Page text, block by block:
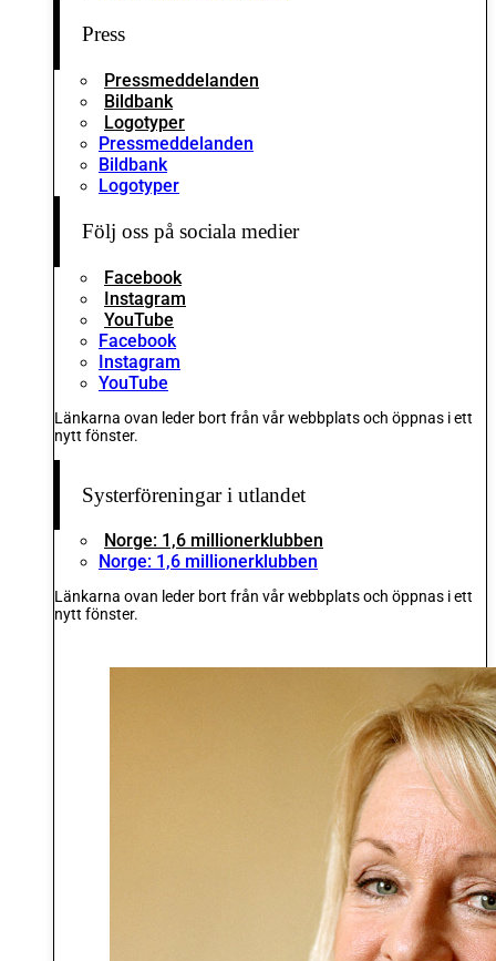
Press
Pressmeddelanden
Bildbank
Logotyper
Pressmeddelanden
Bildbank
Logotyper
Följ oss på sociala medier
Facebook
Instagram
YouTube
Facebook
Instagram
YouTube
Länkarna ovan leder bort från vår webbplats och öppnas i ett
nytt fönster.
Systerföreningar i utlandet
Norge: 1,6 millionerklubben
Norge: 1,6 millionerklubben
Länkarna ovan leder bort från vår webbplats och öppnas i ett
nytt fönster.